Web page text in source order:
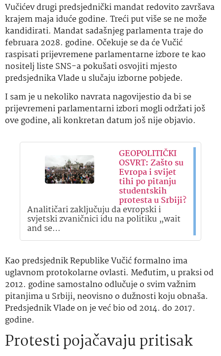
Vučićev drugi predsjednički mandat redovito završava
krajem maja iduće godine. Treći put više se ne može
kandidirati. Mandat sadašnjeg parlamenta traje do
februara 2028. godine. Očekuje se da će Vučić
raspisati prijevremene parlamentarne izbore te kao
nositelj liste SNS-a pokušati osvojiti mjesto
predsjednika Vlade u slučaju izborne pobjede.
I sam je u nekoliko navrata nagovijestio da bi se
prijevremeni parlamentarni izbori mogli održati još
ove godine, ali konkretan datum još nije objavio.
GEOPOLITIČKI
OSVRT: Zašto su
Evropa i svijet
tihi po pitanju
studentskih
protesta u Srbiji?
Analitičari zaključuju da evropski i
svjetski zvaničnici idu na politiku „wait
and se…
Kao predsjednik Republike Vučić formalno ima
uglavnom protokolarne ovlasti. Međutim, u praksi od
2012. godine samostalno odlučuje o svim važnim
pitanjima u Srbiji, neovisno o dužnosti koju obnaša.
Predsjednik Vlade on je već bio od 2014. do 2017.
godine.
Protesti pojačavaju pritisak